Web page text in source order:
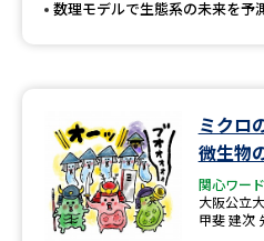
数理モデルで生態系の未来を予
ミクロ
微生物
関心ワー
大阪公立
甲斐 建次